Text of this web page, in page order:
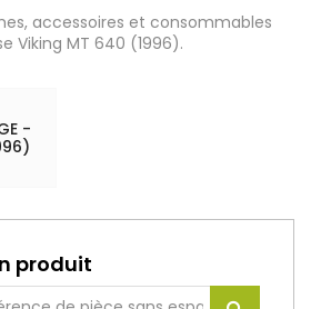
accessoires et consommables
Viking MT 640 (1996).
-
produit